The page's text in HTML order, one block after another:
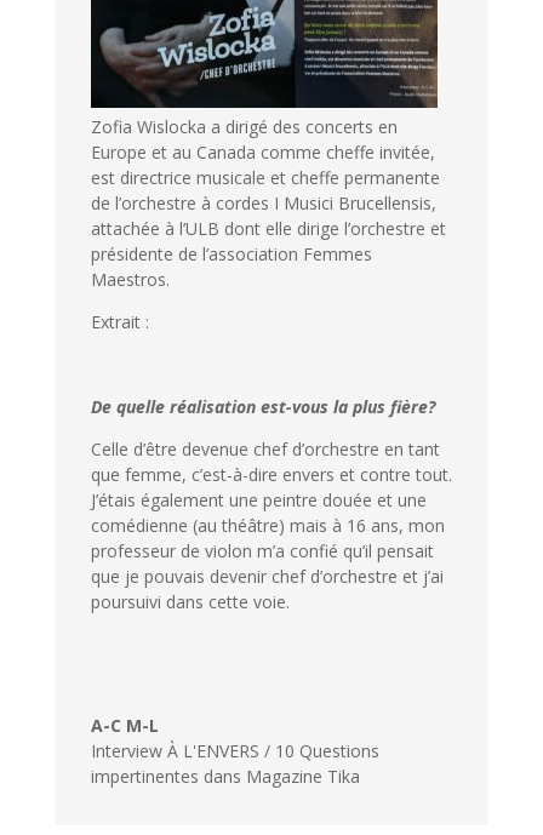
Zofia Wislocka a dirigé des concerts en
Europe et au Canada comme cheffe invitée,
est directrice musicale et cheffe permanente
de l’orchestre à cordes I Musici Brucellensis,
attachée à l’ULB dont elle dirige l’orchestre et
présidente de l’association Femmes
Maestros.
Extrait :
De quelle réalisation est-vous la plus fière?
Celle d’être devenue chef d’orchestre en tant
que femme, c’est-à-dire envers et contre tout.
J’étais également une peintre douée et une
comédienne (au théâtre) mais à 16 ans, mon
professeur de violon m’a confié qu’il pensait
que je pouvais devenir chef d’orchestre et j’ai
poursuivi dans cette voie.
A-C M-L
Interview À L'ENVERS / 10 Questions
impertinentes dans Magazine Tika